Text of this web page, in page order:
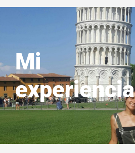
Mi
experiencia